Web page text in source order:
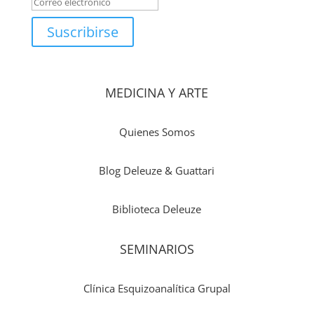
Suscribirse
MEDICINA Y ARTE
Quienes Somos
Blog Deleuze & Guattari
Biblioteca Deleuze
SEMINARIOS
Clínica Esquizoanalítica Grupal